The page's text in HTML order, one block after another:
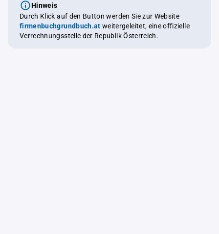
Hinweis
Durch Klick auf den Button werden Sie zur Website
firmenbuchgrundbuch.at weitergeleitet, eine offizielle
Verrechnungsstelle der Republik Österreich.